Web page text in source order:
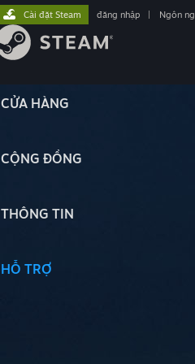
CỬA HÀNG
CỘNG ĐỒNG
THÔNG TIN
HỖ TRỢ
Cài đặt Steam đăng nhập Ngôn